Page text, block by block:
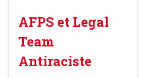
AFPS et Legal
Team
Antiraciste